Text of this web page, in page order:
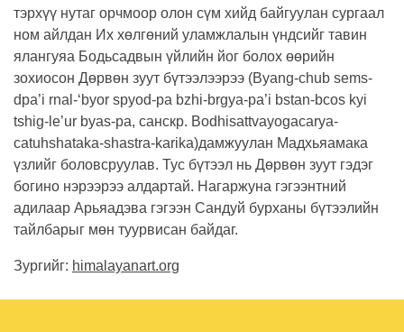
тэрхүү нутаг орчмоор олон сүм хийд байгуулан сургаал
ном айлдан Их хөлгөний уламжлалын үндсийг тавин
ялангуяа Бодьсадвын үйлийн йог болох өөрийн
зохиосон Дөрвөн зуут бүтээлээрээ (Byang-chub sems-
dpa’i rnal-‘byor spyod-pa bzhi-brgya-pa’i bstan-bcos kyi
tshig-le’ur byas-pa, санскр. Bodhisattvayogacarya-
catuhshataka-shastra-karika)дамжуулан Мадхьяамака
үзлийг боловсруулав. Тус бүтээл нь Дөрвөн зуут гэдэг
богино нэрээрээ алдартай. Нагаржуна гэгээнтний
адилаар Арьяадэва гэгээн Сандуй бурханы бүтээлийн
тайлбарыг мөн туурвисан байдаг.
Зургийг: himalayanart.org